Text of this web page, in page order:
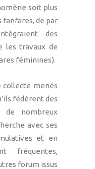
soit plus
fanfares, de par
des
les travaux de
féminines).
collecte menés
fédèrent des
de nombreux
avec ses
et en
fréquentes,
forum issus